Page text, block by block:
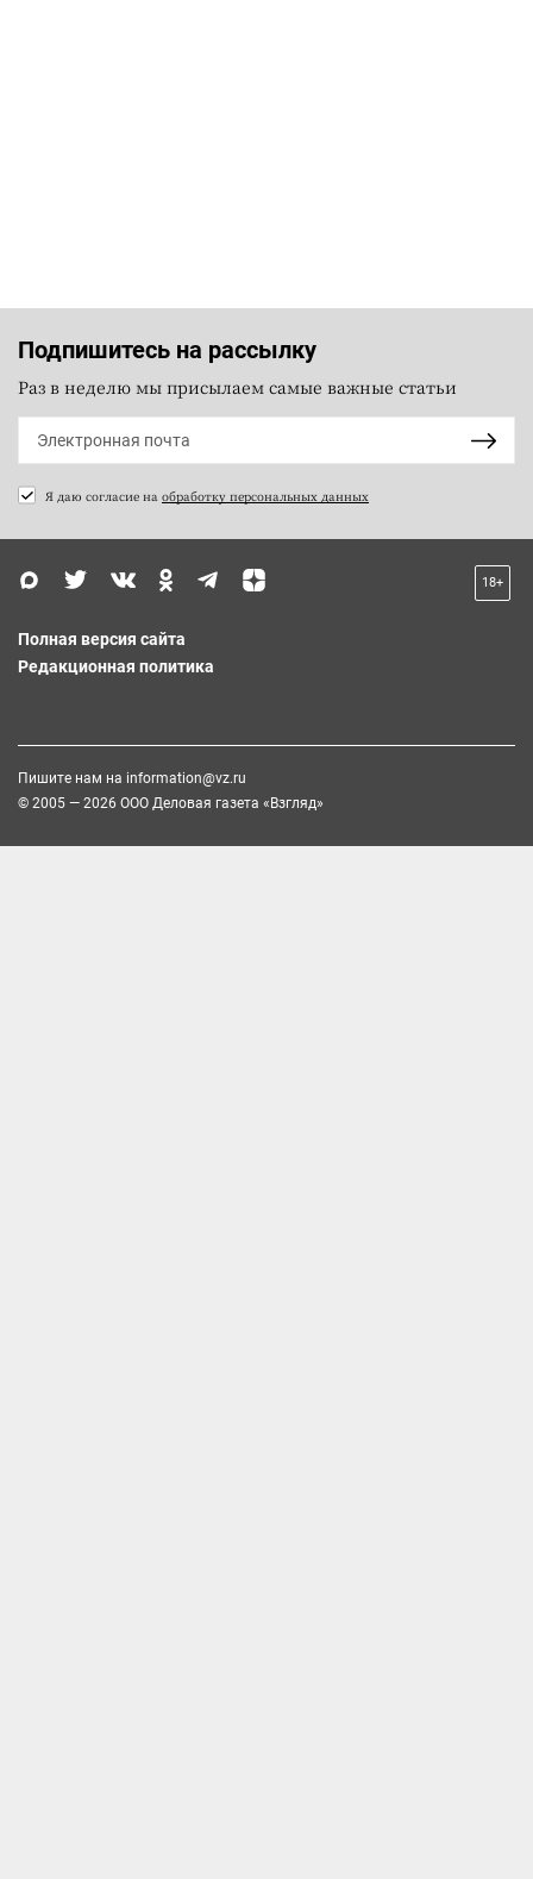
Подпишитесь на рассылку
Раз в неделю мы присылаем самые важные статьи
Я даю согласие на обработку персональных данных
18+
Полная версия сайта
Редакционная политика
Пишите нам на information@vz.ru
© 2005 — 2026 ООО Деловая газета «Взгляд»